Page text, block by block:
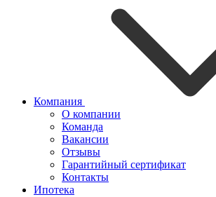
Компания
О компании
Команда
Вакансии
Отзывы
Гарантийный сертификат
Контакты
Ипотека